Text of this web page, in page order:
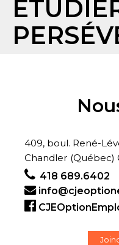
409, boul. René-
Chandler (Québec)
418 689.6402